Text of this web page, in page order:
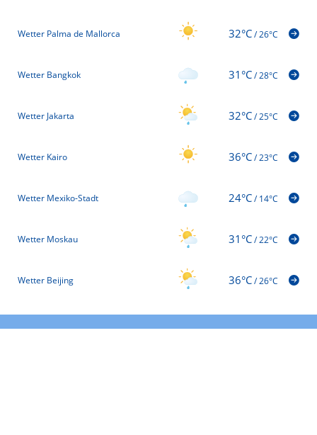
Wetter Palma de Mallorca 32°C/26°C
Wetter Bangkok 31°C/28°C
Wetter Jakarta 32°C/25°C
Wetter Kairo 36°C/23°C
Wetter Mexiko-Stadt 24°C/14°C
Wetter Moskau 31°C/22°C
Wetter Beijing 36°C/26°C